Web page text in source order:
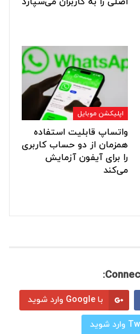
اپلیکشن موبایل
واتساپ قابلیت استفاده
همزمان از دو حساب کاربری
را برای آیفون آزمایش
می‌کند
با Google وارد شوید